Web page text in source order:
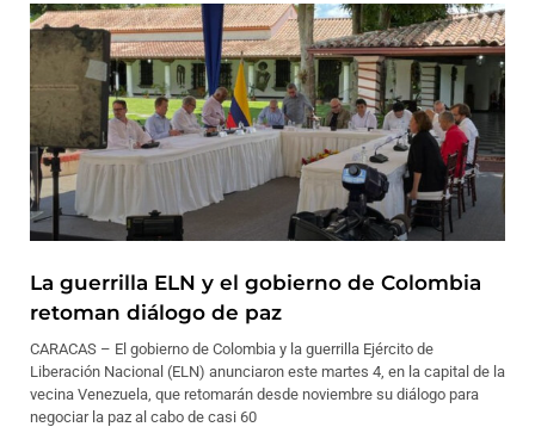
La guerrilla ELN y el gobierno de Colombia
retoman diálogo de paz
CARACAS – El gobierno de Colombia y la guerrilla Ejército de
Liberación Nacional (ELN) anunciaron este martes 4, en la capital de la
vecina Venezuela, que retomarán desde noviembre su diálogo para
negociar la paz al cabo de casi 60